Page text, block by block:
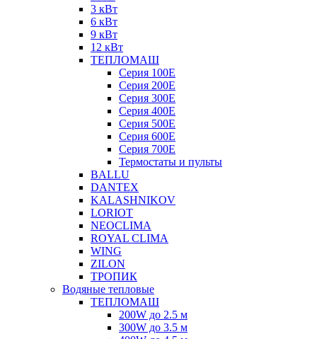
3 кВт
6 кВт
9 кВт
12 кВт
ТЕПЛОМАШ
Серия 100E
Серия 200E
Серия 300E
Серия 400E
Серия 500E
Серия 600E
Серия 700E
Термостаты и пульты
BALLU
DANTEX
KALASHNIKOV
LORIOT
NEOCLIMA
ROYAL CLIMA
WING
ZILON
ТРОПИК
Водяные тепловые
ТЕПЛОМАШ
200W до 2.5 м
300W до 3.5 м